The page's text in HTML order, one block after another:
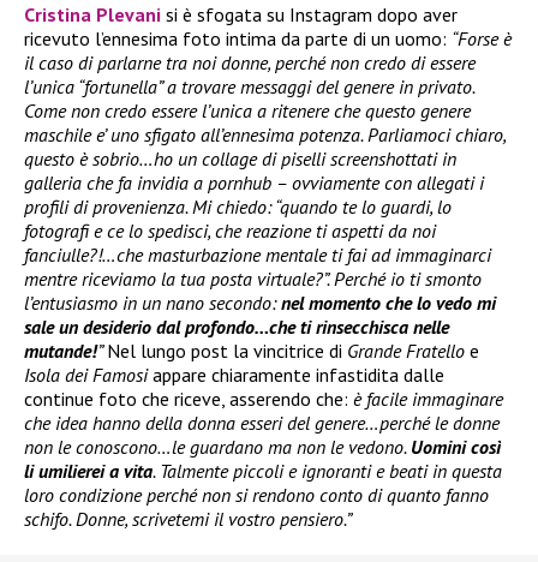
Cristina Plevani si è sfogata su Instagram dopo aver
ricevuto l’ennesima foto intima da parte di un uomo: “Forse è
il caso di parlarne tra noi donne, perché non credo di essere
l’unica “fortunella” a trovare messaggi del genere in privato.
Come non credo essere l’unica a ritenere che questo genere
maschile e’ uno sfigato all’ennesima potenza. Parliamoci chiaro,
questo è sobrio…ho un collage di piselli screenshottati in
galleria che fa invidia a pornhub – ovviamente con allegati i
profili di provenienza. Mi chiedo: “quando te lo guardi, lo
fotografi e ce lo spedisci, che reazione ti aspetti da noi
fanciulle?!…che masturbazione mentale ti fai ad immaginarci
mentre riceviamo la tua posta virtuale?”. Perché io ti smonto
l’entusiasmo in un nano secondo:nel momento che lo vedo mi
sale un desiderio dal profondo…che ti rinsecchisca nelle
mutande!”Nel lungo post la vincitrice di Grande Fratello e
Isola dei Famosiappare chiaramente infastidita dalle
continue foto che riceve, asserendo che: è facile immaginare
che idea hanno della donna esseri del genere…perché le donne
non le conoscono…le guardano ma non le vedono. Uomini così
li umilierei a vita. Talmente piccoli e ignoranti e beati in questa
loro condizione perché non si rendono conto di quanto fanno
schifo. Donne, scrivetemi il vostro pensiero.”